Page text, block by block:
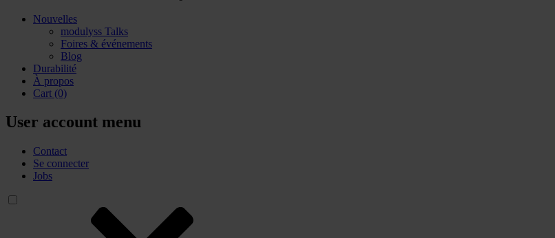
Nouvelles
modulyss Talks
Foires & événements
Blog
Durabilité
À propos
Cart (0)
User account menu
Contact
Se connecter
Jobs